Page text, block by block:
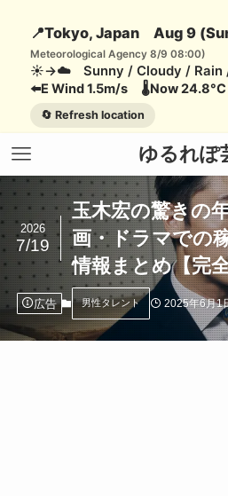
📍Tokyo, Japan Aug 9
Meteorological Agency 8/9 08:00)
☀️→☁️ Sunny / Cloudy / Rain
⬅️E Wind 1.5m/s 🌡️Now
🔄 Refresh location
ゆるれぽ
玉木宏の驚きの
画・ドラマでの
情報まとめ【完
2026
7/19
広告 男性タレント 2025年6月1